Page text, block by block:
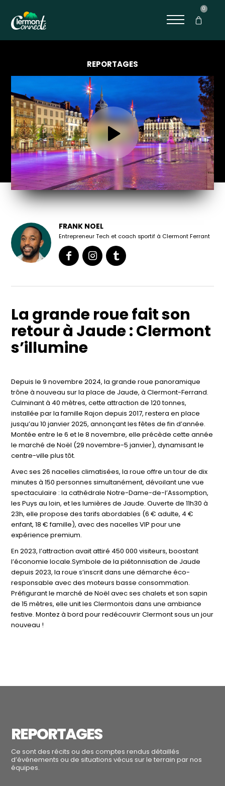
0
REPORTAGES
FRANK NOEL
Entrepreneur Tech et coach sportif à Clermont Ferrant
La grande roue fait son
retour à Jaude : Clermont
s’illumine
Depuis le 9 novembre 2024, la grande roue panoramique
trône à nouveau sur la place de Jaude, à Clermont-Ferrand.
Culminant à 40 mètres, cette attraction de 120 tonnes,
installée par la famille Rajon depuis 2017, restera en place
jusqu’au 10 janvier 2025, annonçant les fêtes de fin d’année.
Montée entre le 6 et le 8 novembre, elle précède cette année
le marché de Noël (29 novembre-5 janvier), dynamisant le
centre-ville plus tôt.
Avec ses 26 nacelles climatisées, la roue offre un tour de dix
minutes à 150 personnes simultanément, dévoilant une vue
spectaculaire : la cathédrale Notre-Dame-de-l’Assomption,
les Puys au loin, et les lumières de Jaude. Ouverte de 11h30 à
23h, elle propose des tarifs abordables (6 € adulte, 4 €
enfant, 18 € famille), avec des nacelles VIP pour une
expérience premium.
En 2023, l’attraction avait attiré 450 000 visiteurs, boostant
l’économie locale.Symbole de la piétonnisation de Jaude
depuis 2023, la roue s’inscrit dans une démarche éco-
responsable avec des moteurs basse consommation.
Préfigurant le marché de Noël avec ses chalets et son sapin
de 15 mètres, elle unit les Clermontois dans une ambiance
festive. Montez à bord pour redécouvrir Clermont sous un jour
nouveau !
REPORTAGES
Ce sont des récits ou des comptes rendus détaillés
d’événements ou de situations vécus sur le terrain par nos
équipes.